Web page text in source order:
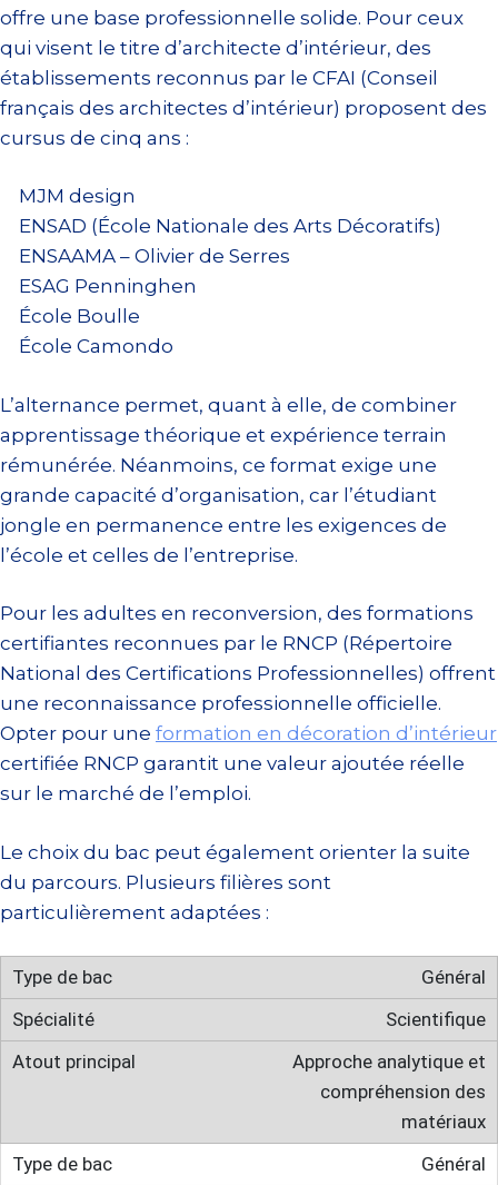
offre une base professionnelle solide. Pour ceux
qui visent le titre d’architecte d’intérieur, des
établissements reconnus par le CFAI (Conseil
français des architectes d’intérieur) proposent des
cursus de cinq ans :
MJM design
ENSAD (École Nationale des Arts Décoratifs)
ENSAAMA – Olivier de Serres
ESAG Penninghen
École Boulle
École Camondo
L’alternance permet, quant à elle, de combiner
apprentissage théorique et expérience terrain
rémunérée. Néanmoins, ce format exige une
grande capacité d’organisation, car l’étudiant
jongle en permanence entre les exigences de
l’école et celles de l’entreprise.
Pour les adultes en reconversion, des formations
certifiantes reconnues par le RNCP (Répertoire
National des Certifications Professionnelles) offrent
une reconnaissance professionnelle officielle.
Opter pour une formation en décoration d’intérieur
certifiée RNCP garantit une valeur ajoutée réelle
sur le marché de l’emploi.
Le choix du bac peut également orienter la suite
du parcours. Plusieurs filières sont
particulièrement adaptées :
Général
Scientifique
Approche analytique et
compréhension des
matériaux
Général